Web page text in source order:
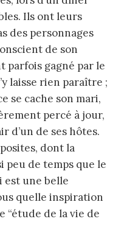
Ils ont leurs
des personnages
de son
parfois gagné par le
laisse rien paraître ;
se cache son mari,
percé à jour,
d’un de ses hôtes.
dont la
peu de temps que le
est une belle
quelle inspiration
“étude de la vie de